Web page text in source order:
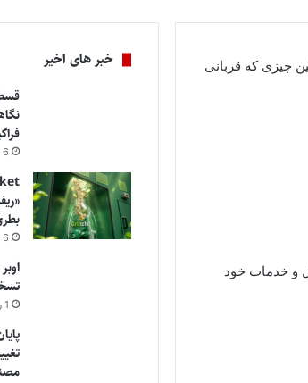
چیزی که قربانی
و خدمات خود
خبر های اخیر
6 ساعت پیش
6 ساعت پیش
1 روز پیش